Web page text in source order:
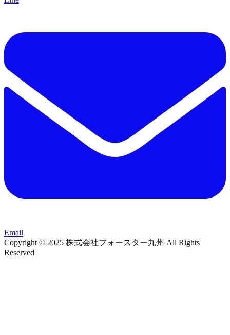
Email
Copyright © 2025 株式会社フォースター九州 All Rights
Reserved